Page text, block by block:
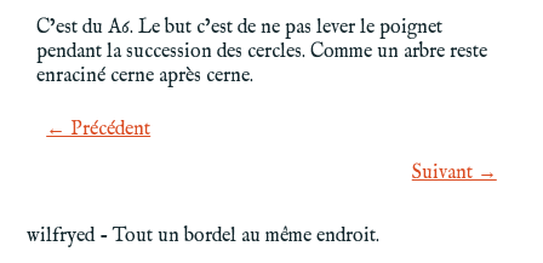
C’est du A6. Le but c’est de ne pas lever le poignet
pendant la succession des cercles. Comme un arbre reste
enraciné cerne après cerne.
← Précédent
Suivant →
wilfryed - Tout un bordel au même endroit.